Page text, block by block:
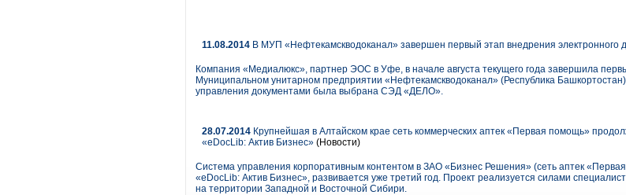
11.08.2014 В МУП «Нефтекамскводоканал» завершен первый этап внедрения электронного
Компания «Медиалюкс», партнер ЭОС в Уфе, в начале августа текущего года завершила
Муниципальном унитарном предприятии «Нефтекамскводоканал» (Республика
управления документами была выбрана СЭД «ДЕЛО».
28.07.2014 Крупнейшая в Алтайском крае сеть коммерческих аптек «Первая помощь»
«eDocLib: Актив Бизнес» (Новости)
Система управления корпоративным контентом в ЗАО «Бизнес Решения» (сеть аптек
«eDocLib: Актив Бизнес», развивается уже третий год. Проект реализуется силами
на территории Западной и Восточной Сибири.